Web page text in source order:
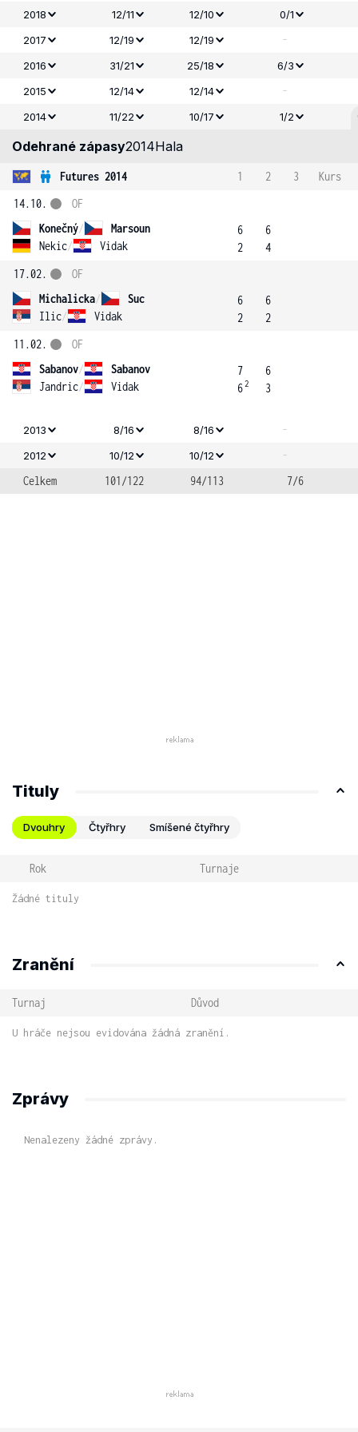
2018 12/11 12/10
0/1
2017
12/19 12/19 -
2016 31/21 25/18
6/3
2015
12/14 12/14 -
2014 11/22 10/17 1/2
Odehrané zápasy2014Hala
Futures 2014 1 2 3
Kurs
14.10.
Konečný/
Marsoun
Nekic/ Vidak
OF
6
2
6
4
17.02.
Michalicka/
Suc
Ilic/ Vidak
OF
6
2
6
2
11.02.
Sabanov/
Sabanov
Jandric/ Vidak
OF
7
62
6
3
2013 8/16 8/16 -
2012 10/12 10/12
-
Celkem
101/122 94/113 7/6
Tituly
Dvouhry Čtyřhry Smíšené čtyřhry
Rok Turnaje
Žádné tituly
Zranění
Turnaj Důvod
U hráče nejsou evidována žádná zranění.
Zprávy
Nenalezeny žádné zprávy.